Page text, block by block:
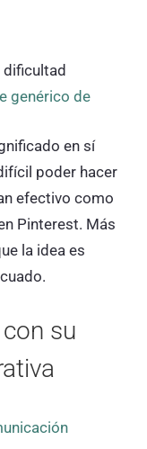
dificultad
genérico de
en sí
poder hacer
efectivo como
Pinterest. Más
la idea es
su